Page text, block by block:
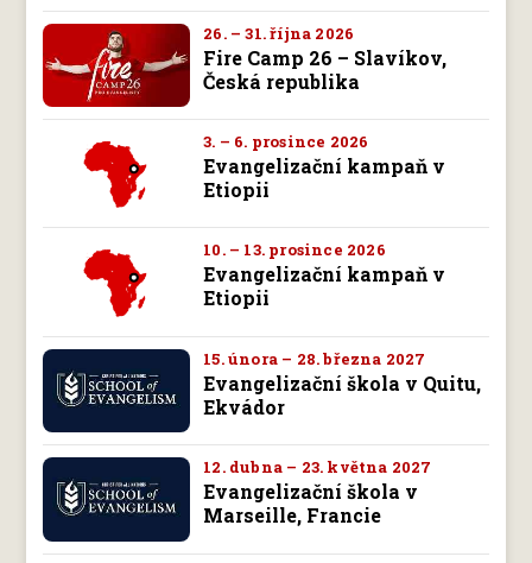
26. – 31. října 2026
Fire Camp 26 – Slavíkov,
Česká republika
3. – 6. prosince 2026
Evangelizační kampaň v
Etiopii
10. – 13. prosince 2026
Evangelizační kampaň v
Etiopii
15. února – 28. března 2027
Evangelizační škola v Quitu,
Ekvádor
12. dubna – 23. května 2027
Evangelizační škola v
Marseille, Francie